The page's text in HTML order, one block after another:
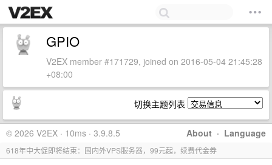
GPIO
V2EX member #171729, joined on 2016-05-04 21:45:28
+08:00
切换主题列表
About · Language
© 2026 V2EX · 10ms · 3.9.8.5
618年中大促即将结束：国内外VPS服务器，99元起，续费代金券